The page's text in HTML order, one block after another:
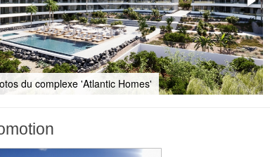
du complexe 'Atlantic Homes'